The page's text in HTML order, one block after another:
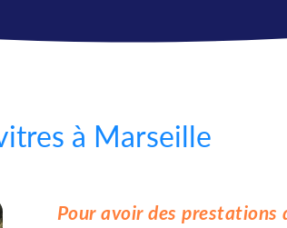
à Marseille
Pour avoir des prestations